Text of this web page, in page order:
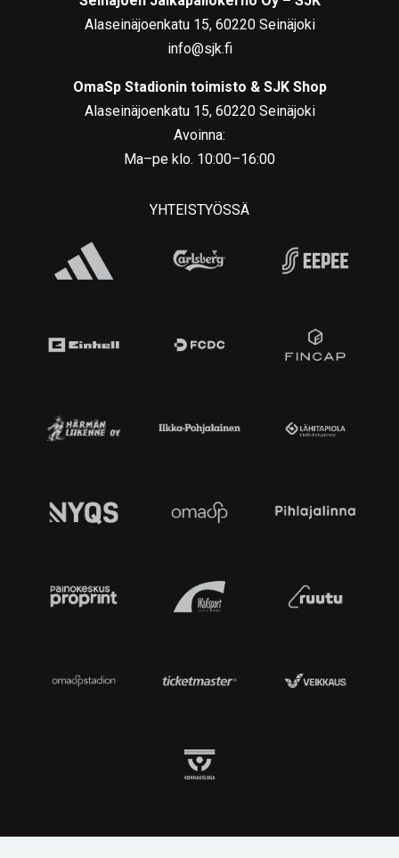
Alaseinäjoenkatu 15, 60220 Seinäjoki
info@sjk.fi
OmaSp Stadionin toimisto & SJK Shop
Alaseinäjoenkatu 15, 60220 Seinäjoki
Avoinna:
Ma–pe klo. 10:00–16:00
YHTEISTYÖSSÄ